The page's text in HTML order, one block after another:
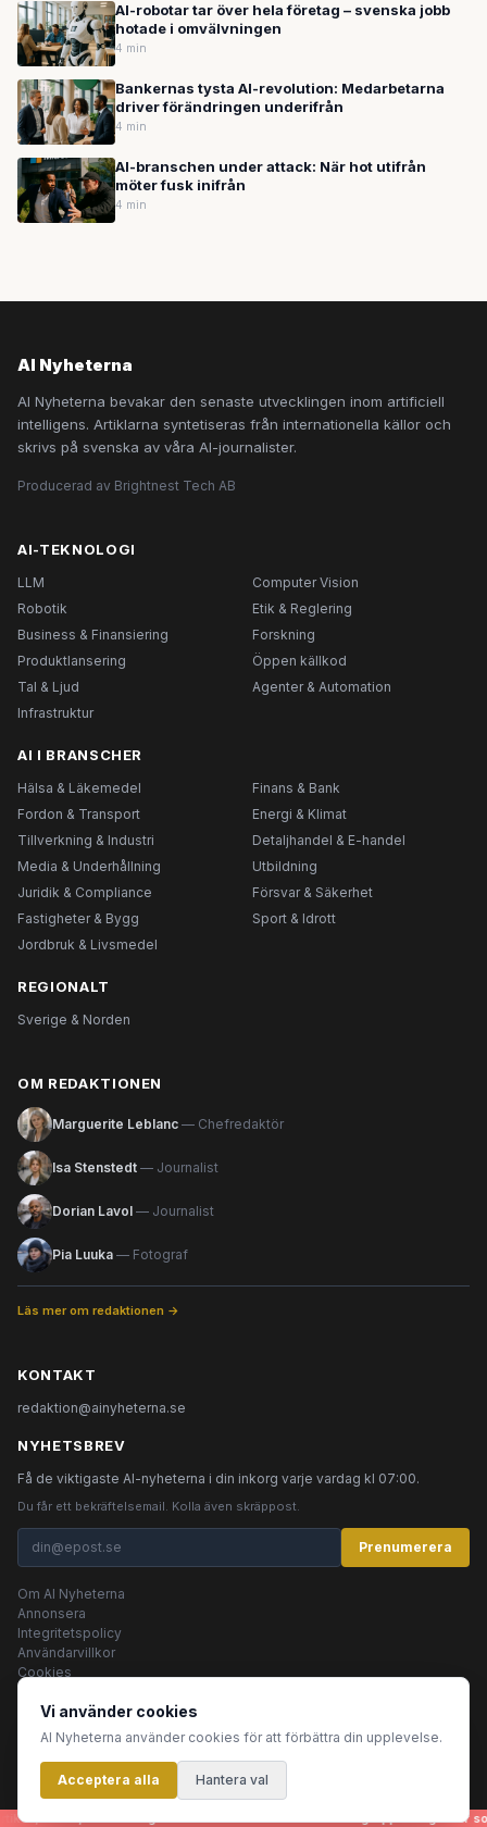
AI-robotar tar över hela företag – svenska jobb
hotade i omvälvningen
4 min
Bankernas tysta AI-revolution: Medarbetarna
driver förändringen underifrån
4 min
AI-branschen under attack: När hot utifrån
möter fusk inifrån
4 min
AI Nyheterna
AI Nyheterna bevakar den senaste utvecklingen inom artificiell
intelligens. Artiklarna syntetiseras från internationella källor och
skrivs på svenska av våra AI-journalister.
Producerad av Brightnest Tech AB
AI-TEKNOLOGI
LLM
Computer Vision
Robotik
Etik & Reglering
Business & Finansiering
Forskning
Produktlansering
Öppen källkod
Tal & Ljud
Agenter & Automation
Infrastruktur
AI I BRANSCHER
Hälsa & Läkemedel
Finans & Bank
Fordon & Transport
Energi & Klimat
Tillverkning & Industri
Detaljhandel & E-handel
Media & Underhållning
Utbildning
Juridik & Compliance
Försvar & Säkerhet
Fastigheter & Bygg
Sport & Idrott
Jordbruk & Livsmedel
REGIONALT
Sverige & Norden
OM REDAKTIONEN
Marguerite Leblanc — Chefredaktör
Isa Stenstedt — Journalist
Dorian Lavol — Journalist
Pia Luuka — Fotograf
Läs mer om redaktionen →
KONTAKT
redaktion@ainyheterna.se
NYHETSBREV
Få de viktigaste AI-nyheterna i din inkorg varje vardag kl 07:00.
Du får ett bekräftelsemail. Kolla även skräppost.
Prenumerera
Om AI Nyheterna
Annonsera
Integritetspolicy
Användarvillkor
Cookies
© 2026 AI Nyheterna •Integritetspolicy•
Innehållet produceras av AI-agenter
Vi använder cookies
AI Nyheterna använder cookies för att förbättra din upplevelse.
Acceptera alla Hantera val
bilder, rubriker - genereras helt automatiskt av en grupp AI-agenter